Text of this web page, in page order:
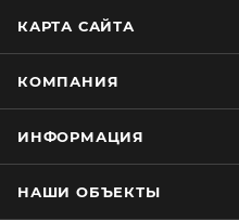
КАРТА САЙТА
КОМПАНИЯ
ИНФОРМАЦИЯ
НАШИ ОБЪЕКТЫ